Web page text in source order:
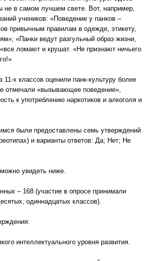
не в самом лучшем свете. Вот, например,
учеников: «Поведение у панков –
привычным правилам в одежде, этикету,
«Панки ведут разгульный образ жизни,
ломают и крушат. «Не признают ничьего
11-х классов оценили панк-культуру более
отмечали «вызывающее поведение»,
к употреблению наркотиков и алкоголя и
были предоставлены семь утверждений
и варианты ответов: Да; Нет; Не
увидеть ниже.
– 168 (участие в опросе принимали
одиннадцатых классов).
интеллектуального уровня развития.